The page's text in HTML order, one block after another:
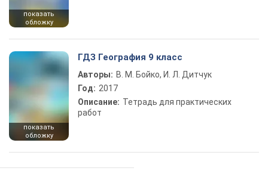
показать
обложку
показать
обложку
ГДЗ География 9 класс
Авторы: В. М. Бойко, И. Л. Дитчук
Год: 2017
Описание: Тетрадь для практических
работ